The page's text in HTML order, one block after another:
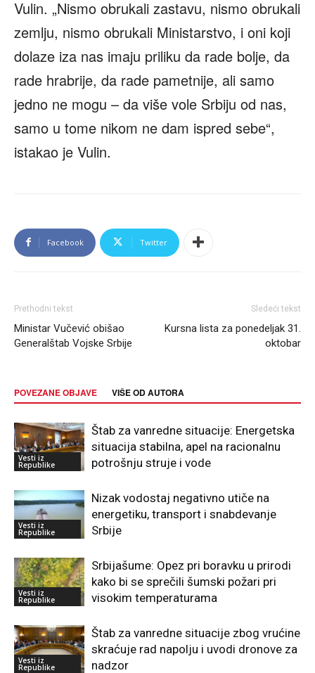
Vulin. „Nismo obrukali zastavu, nismo obrukali
zemlju, nismo obrukali Ministarstvo, i oni koji
dolaze iza nas imaju priliku da rade bolje, da
rade hrabrije, da rade pametnije, ali samo
jedno ne mogu – da više vole Srbiju od nas,
samo u tome nikom ne dam ispred sebe“,
istakao je Vulin.
Facebook Twitter
Prethodni tekst
Ministar Vučević obišao
Generalštab Vojske Srbije
Sledeći tekst
Kursna lista za ponedeljak 31.
oktobar
POVEZANE OBJAVE VIŠE OD AUTORA
Vesti iz
Republike
Štab za vanredne situacije: Energetska
situacija stabilna, apel na racionalnu
potrošnju struje i vode
Vesti iz
Republike
Nizak vodostaj negativno utiče na
energetiku, transport i snabdevanje
Srbije
Vesti iz
Republike
Srbijašume: Opez pri boravku u prirodi
kako bi se sprečili šumski požari pri
visokim temperaturama
Vesti iz
Republike
Štab za vanredne situacije zbog vrućine
skraćuje rad napolju i uvodi dronove za
nadzor